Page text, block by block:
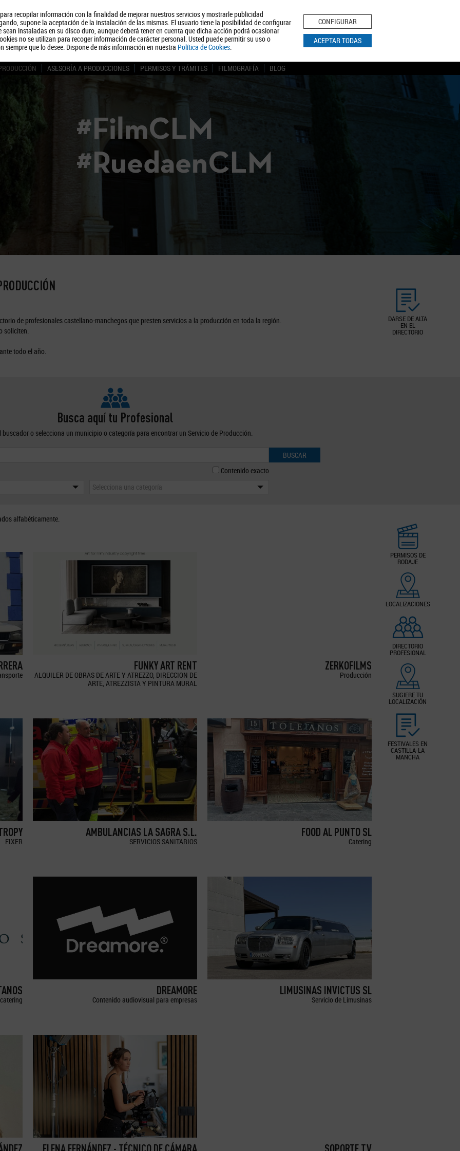
recopilar información con la finalidad de mejorar nuestros servicios y mostrarle publicidad
supone la aceptación de la instalación de las mismas. El usuario tiene la posibilidad de configurar
instaladas en su disco duro, aunque deberá tener en cuenta que dicha acción podrá ocasionar
no se utilizan para recoger información de carácter personal. Usted puede permitir su uso o
que lo desee. Dispone de más información en nuestra Política de Cookies.
CONFIGURAR
ACEPTAR TODAS
Quiénes somos Turismo Política de Privacidad Aviso Legal Política de Cookies
BUSCAR
ASESORÍA A PRODUCCIONES PERMISOS Y TRÁMITES FILMOGRAFÍA BLOG
#FilmCLM
#RuedaenCLM
DARSE DE ALTA
EN EL
DIRECTORIO
de profesionales castellano-manchegos que presten servicios a la producción en toda la región.
soliciten.
todo el año.
Busca aquí tu Profesional
buscador o selecciona un municipio o categoría para encontrar un Servicio de Producción.
BUSCAR
Contenido exacto
Selecciona una categoría
PERMISOS DE
RODAJE
LOCALIZACIONES
DIRECTORIO
PROFESIONAL
SUGIERE TU
LOCALIZACIÓN
FESTIVALES EN
CASTILLA-LA
MANCHA
alfabéticamente.
FUNKY ART RENT
ALQUILER DE OBRAS DE ARTE Y ATREZZO, DIRECCION DE
ARTE, ATREZZISTA Y PINTURA MURAL
ZERKOFILMS
Producción
FIXER
AMBULANCIAS LA SAGRA S.L.
SERVICIOS SANITARIOS
FOOD AL PUNTO SL
Catering
DREAMORE
Contenido audiovisual para empresas
LIMUSINAS INVICTUS SL
Servicio de Limusinas
ELENA FERNÁNDEZ - TÉCNICO DE CÁMARA SOPORTE TV